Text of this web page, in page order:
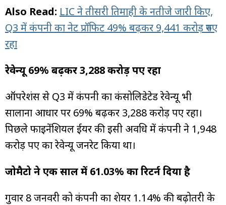
Also Read: LIC ने तीसरी तिमाही के नतीजे जारी किए,
Q3 में कंपनी का नेट प्रॉफिट 49% बढ़कर 9,441 करोड़ रुपए
रहा
रेवेन्यू 69% बढ़कर 3,288 करोड़ रुपए रहा
ऑपरेशंस से Q3 में कंपनी का कंसोलिडेटेड रेवेन्यू भी
सालाना आधार पर 69% बढ़कर 3,288 करोड़ रुपए रहा।
पिछले फाइनेंशियल ईयर की इसी अवधि में कंपनी ने 1,948
करोड़ रुपए का रेवेन्यू जनरेट किया था।
जोमैटो ने एक साल में 61.03% का रिटर्न दिया है
गुरुवार 8 जनवरी को कंपनी का शेयर 1.14% की बढ़ोतरी के